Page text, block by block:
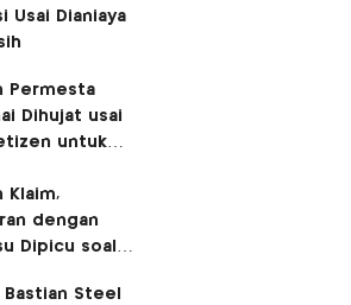
Usai Dianiaya
Permesta
Dihujat usai
untuk
Klaim,
dengan
Dipicu soal
Steel